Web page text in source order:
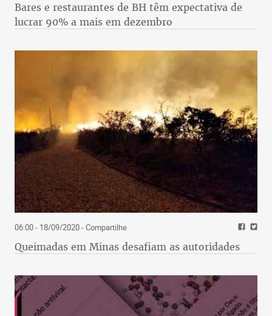
Bares e restaurantes de BH têm expectativa de
lucrar 90% a mais em dezembro
06:00 - 18/09/2020- Compartilhe
Queimadas em Minas desafiam as autoridades